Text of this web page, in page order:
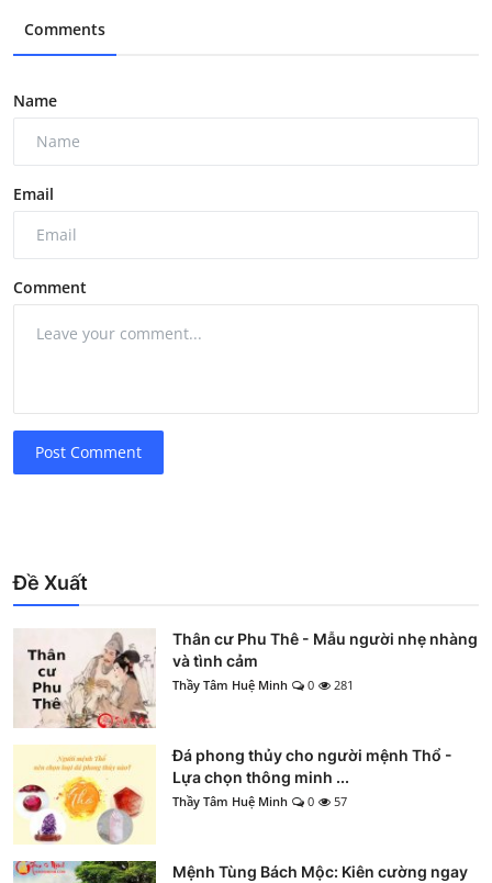
Comments
Name
Email
Comment
Post Comment
Đề Xuất
Thân cư Phu Thê - Mẫu người nhẹ nhàng
và tình cảm
Thầy Tâm Huệ Minh 0 281
Đá phong thủy cho người mệnh Thổ -
Lựa chọn thông minh ...
Thầy Tâm Huệ Minh 0 57
Mệnh Tùng Bách Mộc: Kiên cường ngay